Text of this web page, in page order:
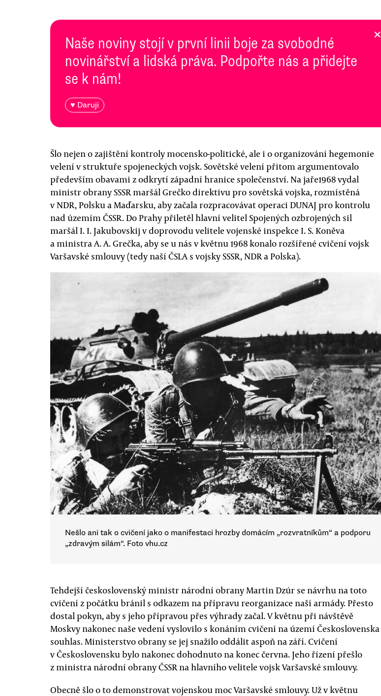
Naše noviny stojí v první linii boje za svobodné
novinářství a lidská práva. Podpořte nás a přidejte
se k nám!
♥ Daruji
×
Šlo nejen o zajištění kontroly mocensko-politické, ale i o organizování hegemonie
velení v struktuře spojeneckých vojsk. Sovětské velení přitom argumentovalo
především obavami z odkrytí západní hranice společenství. Na jaře1968 vydal
ministr obrany SSSR maršál Grečko direktivu pro sovětská vojska, rozmístěná
v NDR, Polsku a Maďarsku, aby začala rozpracovávat operaci DUNAJ pro kontrolu
nad územím ČSSR. Do Prahy přiletěl hlavní velitel Spojených ozbrojených sil
maršál I. I. Jakubovskij v doprovodu velitele vojenské inspekce I. S. Koněva
a ministra A. A. Grečka, aby se u nás v květnu 1968 konalo rozšířené cvičení vojsk
Varšavské smlouvy (tedy naší ČSLA s vojsky SSSR, NDR a Polska).
Nešlo ani tak o cvičení jako o manifestaci hrozby domácím „rozvratníkům“ a podporu
„zdravým silám“. Foto vhu.cz
Tehdejší československý ministr národní obrany Martin Dzúr se návrhu na toto
cvičení z počátku bránil s odkazem na přípravu reorganizace naší armády. Přesto
dostal pokyn, aby s jeho přípravou přes výhrady začal. V květnu při návštěvě
Moskvy nakonec naše vedení vyslovilo s konáním cvičení na území Československa
souhlas. Ministerstvo obrany se jej snažilo oddálit aspoň na září. Cvičení
v Československu bylo nakonec dohodnuto na konec června. Jeho řízení přešlo
z ministra národní obrany ČSSR na hlavního velitele vojsk Varšavské smlouvy.
Obecně šlo o to demonstrovat vojenskou moc Varšavské smlouvy. Už v květnu